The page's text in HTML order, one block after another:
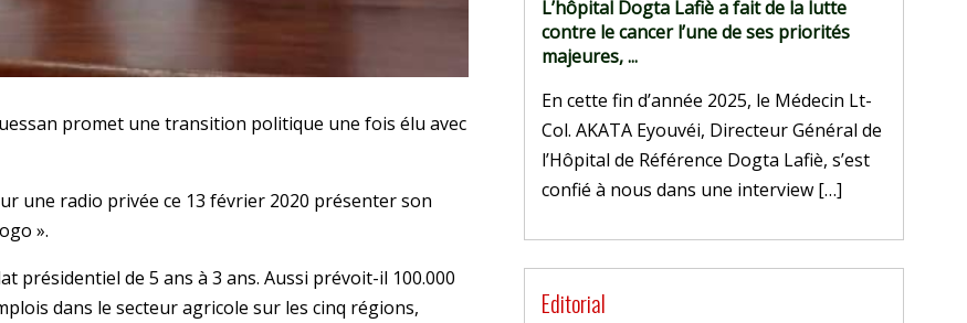
promet une transition politique une fois élu avec
une radio privée ce 13 février 2020 présenter son
».
de 5 ans à 3 ans. Aussi prévoit-il 100.000
dans le secteur agricole sur les cinq régions,
L’hôpital Dogta Lafiè a fait de la lutte
contre le cancer l’une de ses priorités
majeures, ...
En cette fin d’année 2025, le Médecin Lt-
Col. AKATA Eyouvéi, Directeur Général de
l’Hôpital de Référence Dogta Lafiè, s’est
confié à nous dans une interview […]
Editorial